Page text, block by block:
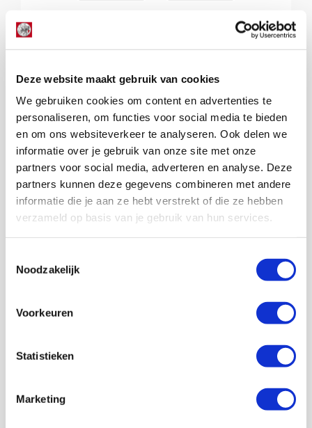
Deze website maakt gebruik van cookies
We gebruiken cookies om content en advertenties te
personaliseren, om functies voor social media te bieden
en om ons websiteverkeer te analyseren. Ook delen we
informatie over je gebruik van onze site met onze
partners voor social media, adverteren en analyse. Deze
partners kunnen deze gegevens combineren met andere
informatie die je aan ze hebt verstrekt of die ze hebben
verzameld op basis van je gebruik van hun services.
Noodzakelijk
Voorkeuren
Statistieken
Marketing
sc Heerenveen - Ajax
uur
Volg ons ook op social
volgers
Volgen
9,6K
volgers
Volgen
7,5K